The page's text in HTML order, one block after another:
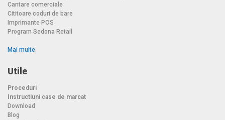
Cantare comerciale
Cititoare coduri de bare
Imprimante POS
Program Sedona Retail
Mai multe
Utile
Proceduri
Instructiuni case de marcat
Download
Blog